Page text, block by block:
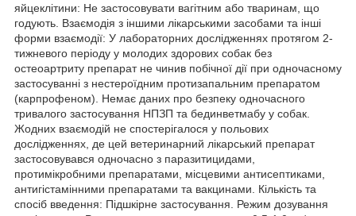
яйцеклітини: Не застосовувати вагітним або тваринам, що
годують. Взаємодія з іншими лікарськими засобами та інші
форми взаємодії: У лабораторних дослідженнях протягом 2-
тижневого періоду у молодих здорових собак без
остеоартриту препарат не чинив побічної дії при одночасному
застосуванні з нестероїдним протизапальним препаратом
(карпрофеном). Немає даних про безпеку одночасного
тривалого застосування НПЗП та бединветмабу у собак.
Жодних взаємодій не спостерігалося у польових
дослідженнях, де цей ветеринарний лікарський препарат
застосовувався одночасно з паразитицидами,
протимікробними препаратами, місцевими антисептиками,
антигістамінними препаратами та вакцинами. Кількість та
спосіб введення: Підшкірне застосування. Режим дозування